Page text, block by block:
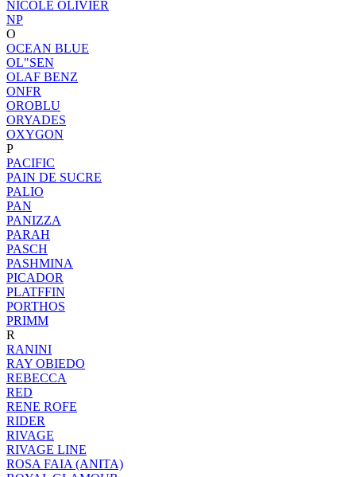
NICOLE OLIVIER
NP
O
OCEAN BLUE
OL"SEN
OLAF BENZ
ONFR
OROBLU
ORYADES
OXYGON
P
PACIFIC
PAIN DE SUCRE
PALIO
PAN
PANIZZA
PARAH
PASCH
PASHMINA
PICADOR
PLATFFIN
PORTHOS
PRIMM
R
RANINI
RAY OBIEDO
REBECCA
RED
RENE ROFE
RIDER
RIVAGE
RIVAGE LINE
ROSA FAIA (ANITA)